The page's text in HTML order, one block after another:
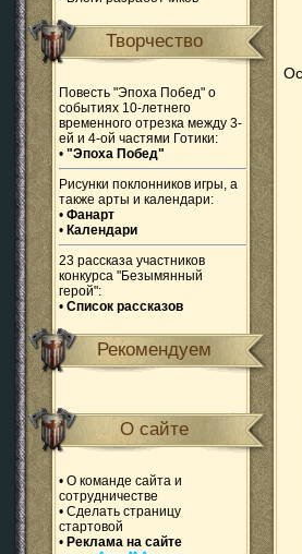
Творчество
Повесть "Эпоха Побед" о
событиях 10-летнего
временного отрезка между 3-
ей и 4-ой частями Готики:
• "Эпоха Побед"
Рисунки поклонников игры, а
также арты и календари:
• Фанарт
• Календари
23 рассказа участников
конкурса "Безымянный
герой":
• Список рассказов
Рекомендуем
О сайте
• О команде сайта и
сотрудничестве
• Сделать страницу
стартовой
• Реклама на сайте